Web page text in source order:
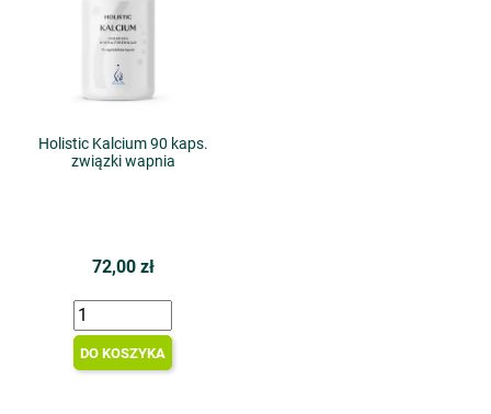
Holistic Kalcium 90 kaps.
związki wapnia
72,00 zł
DO KOSZYKA